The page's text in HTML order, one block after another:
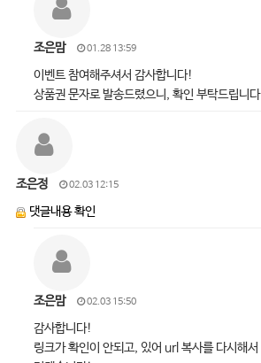
조은맘 01.28 13:59
이벤트 참여해주셔서 감사합니다!
상품권 문자로 발송드렸으니, 확인 부탁드립니
조은정 02.03 12:15
댓글내용 확인
조은맘 02.03 15:50
감사합니다!
링크가 확인이 안되고, 있어 url 복사를 다시해